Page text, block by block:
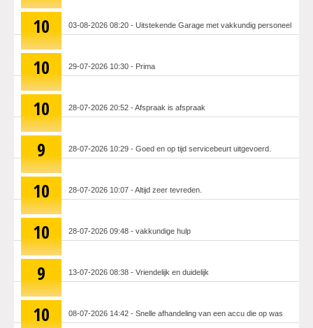
10 03-08-2026 08:20 - Uitstekende Garage met vakkundig personeel
10 29-07-2026 10:30 - Prima
10 28-07-2026 20:52 - Afspraak is afspraak
9 28-07-2026 10:29 - Goed en op tijd servicebeurt uitgevoerd.
10 28-07-2026 10:07 - Altijd zeer tevreden.
10 28-07-2026 09:48 - vakkundige hulp
9 13-07-2026 08:38 - Vriendelijk en duidelijk
10 08-07-2026 14:42 - Snelle afhandeling van een accu die op was